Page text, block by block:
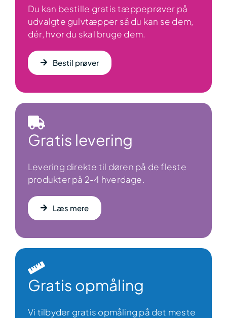
Du kan bestille gratis tæppeprøver på
udvalgte gulvtæpper så du kan se dem,
dér, hvor du skal bruge dem.
Bestil prøver
Gratis levering
Levering direkte til døren på de fleste
produkter på 2-4 hverdage.
Læs mere
Gratis opmåling
Vi tilbyder gratis opmåling på det meste